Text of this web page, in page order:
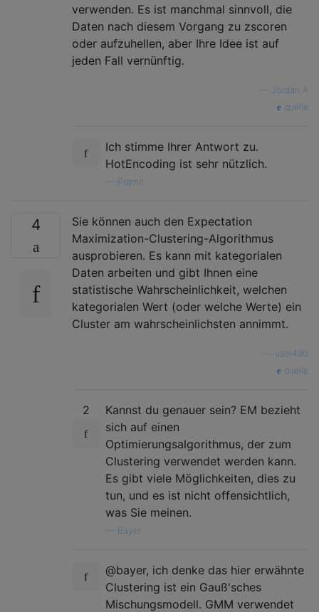
verwenden. Es ist manchmal sinnvoll, die
Daten nach diesem Vorgang zu zscoren
oder aufzuhellen, aber Ihre Idee ist auf
jeden Fall vernünftig.
Jordan A
quelle
Ich stimme Ihrer Antwort zu.
HotEncoding ist sehr nützlich.
Pramit
4
Sie können auch den Expectation
Maximization-Clustering-Algorithmus
ausprobieren. Es kann mit kategorialen
Daten arbeiten und gibt Ihnen eine
statistische Wahrscheinlichkeit, welchen
kategorialen Wert (oder welche Werte) ein
Cluster am wahrscheinlichsten annimmt.
user490
quelle
2
Kannst du genauer sein? EM bezieht
sich auf einen
Optimierungsalgorithmus, der zum
Clustering verwendet werden kann.
Es gibt viele Möglichkeiten, dies zu
tun, und es ist nicht offensichtlich,
was Sie meinen.
Bayer
@bayer, ich denke das hier erwähnte
Clustering ist ein Gauß'sches
Mischungsmodell. GMM verwendet